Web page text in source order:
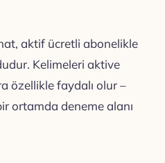
aktif ücretli abonelikle
Kelimeleri aktive
özellikle faydalı olur –
ortamda deneme alanı